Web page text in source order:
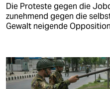
Die Proteste gegen die
zunehmend gegen die
Gewalt neigende